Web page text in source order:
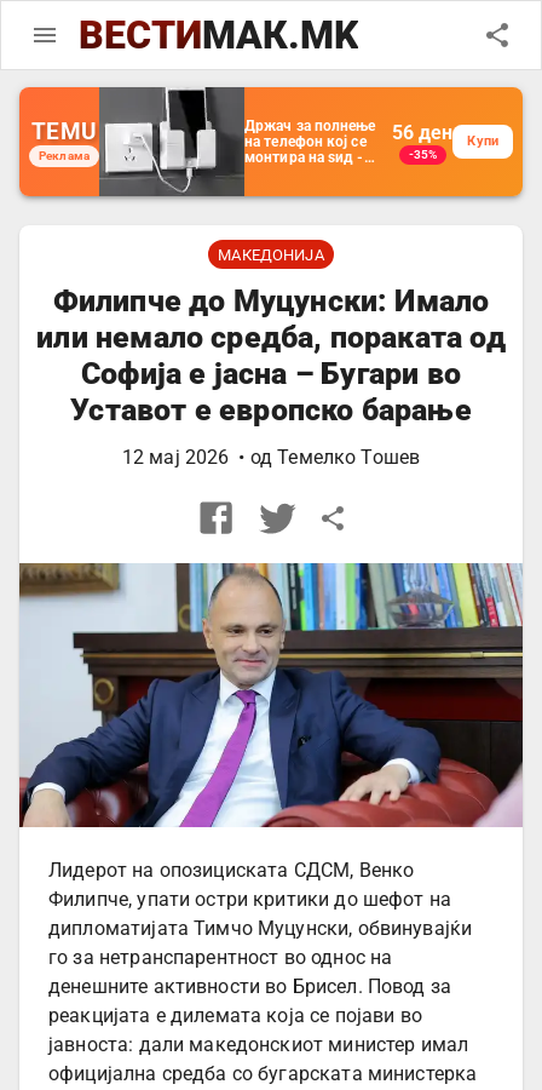
ВЕСТИМАК.MK
TEMU
Реклама
Држач за полнење
на телефон кој се
монтира на ѕид -
организатор за
далечински
управувач
56 ден
-35%
Купи
МАКЕДОНИЈА
Филипче до Муцунски: Имало
или немало средба, пораката од
Софија е јасна – Бугари во
Уставот е европско барање
12 мај 2026 • одТемелко Тошев
Лидерот на опозициската СДСМ, Венко
Филипче, упати остри критики до шефот на
дипломатијата Тимчо Муцунски, обвинувајќи
го за нетранспарентност во однос на
денешните активности во Брисел. Повод за
реакцијата е дилемата која се појави во
јавноста: дали македонскиот министер имал
официјална средба со бугарската министерка